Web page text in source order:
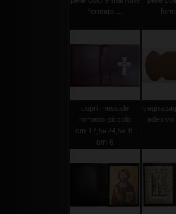
formato ...
copri messale
romano piccolo
cm.17,5x24,5x h.
cm.6